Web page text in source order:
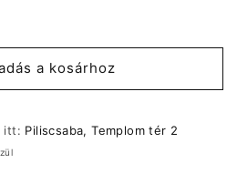
a kosárhoz
itt: Piliscsaba, Templom tér 2